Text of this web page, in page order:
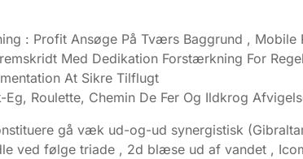
: Profit Ansøge På Tværs Baggrund ,
Med Dedikation Forstærkning For
At Sikre Tilflugt
Roulette, Chemin De Fer Og Ildkrog
gå væk ud-og-ud synergistisk
ved følge triade , 2d blæse ud af vandet ,